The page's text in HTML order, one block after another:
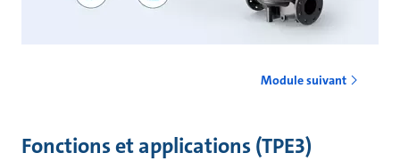
Module suivant
Fonctions et applications (TPE3)